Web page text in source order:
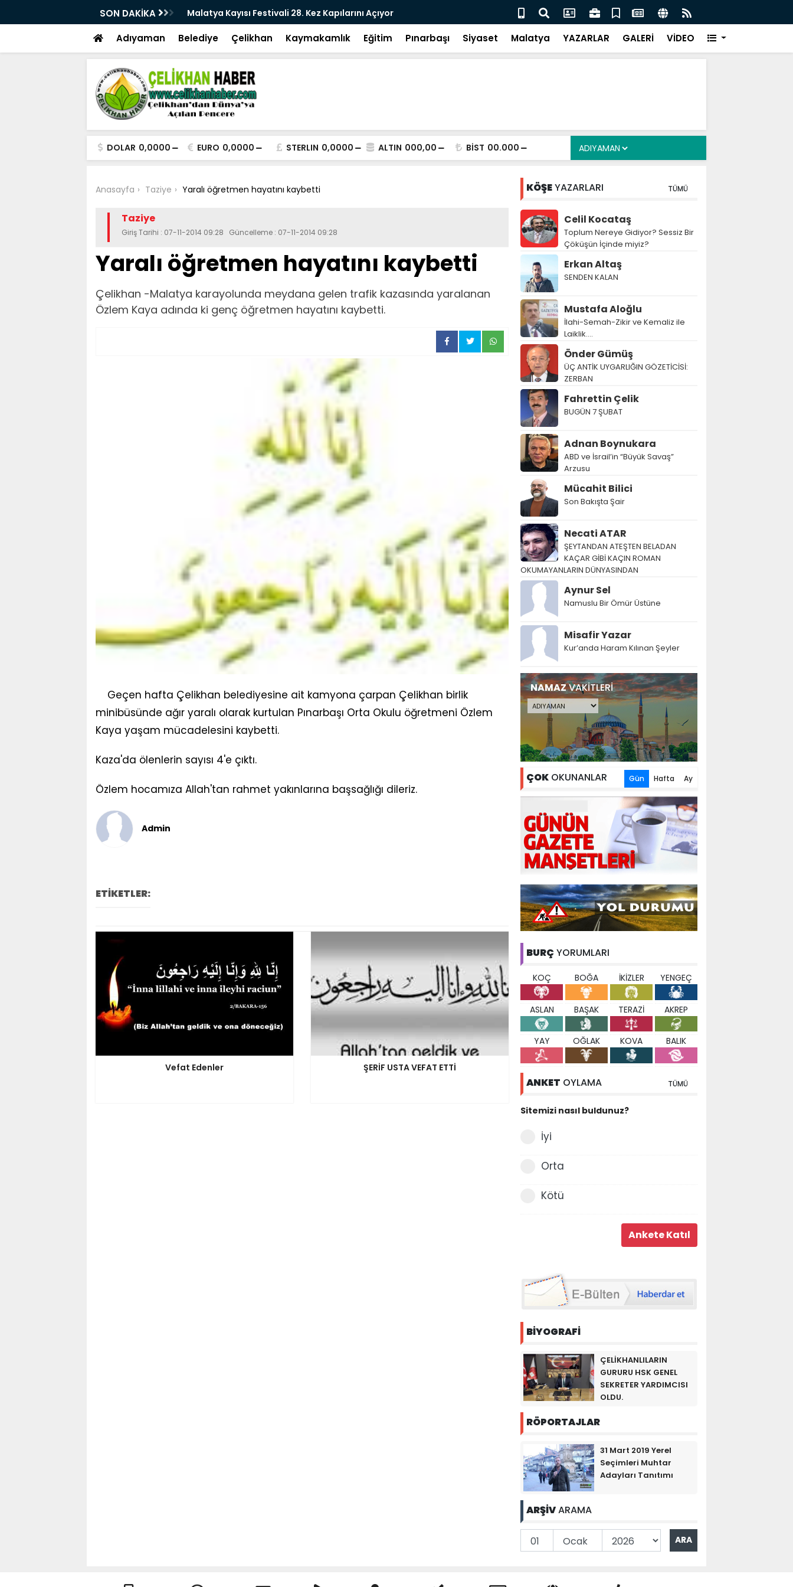
SON DAKİKA
altyapısıyla geleceğe hazırlanıyor Malatya Kayısı Festivali 28. Kez Kapılarını Açıyor Vesayetten Siyasete: DEM Parti’nin Tarihi Sınavı
Adıyaman Belediye Çelikhan Kaymakamlık Eğitim Pınarbaşı Siyaset Malatya YAZARLAR GALERİ VİDEO
DOLAR 0,0000 EURO 0,0000 STERLIN 0,0000 ALTIN 000,00 BİST 00.000
Anasayfa Taziye Yaralı öğretmen hayatını kaybetti
Taziye
Giriş Tarihi : 07-11-2014 09:28 Güncelleme : 07-11-2014 09:28
Yaralı öğretmen hayatını kaybetti
Çelikhan -Malatya karayolunda meydana gelen trafik kazasında yaralanan
Özlem Kaya adında ki genç öğretmen hayatını kaybetti.
Geçen hafta Çelikhan belediyesine ait kamyona çarpan Çelikhan birlik
minibüsünde ağır yaralı olarak kurtulan Pınarbaşı Orta Okulu öğretmeni Özlem
Kaya yaşam mücadelesini kaybetti.
Kaza'da ölenlerin sayısı 4'e çıktı.
Özlem hocamıza Allah'tan rahmet yakınlarına başsağlığı dileriz.
Admin
ETİKETLER:
Vefat Edenler ŞERİF USTA VEFAT ETTİ
KÖŞEYAZARLARI TÜMÜ
Celil Kocataş
Toplum Nereye Gidiyor? Sessiz Bir
Çöküşün İçinde miyiz?
Erkan Altaş
SENDEN KALAN
Mustafa Aloğlu
İlahi-Semah-Zikir ve Kemaliz ile
Laiklik….
Önder Gümüş
ÜÇ ANTİK UYGARLIĞIN GÖZETİCİSİ:
ZERBAN
Fahrettin Çelik
BUGÜN 7 ŞUBAT
Adnan Boynukara
ABD ve İsrail’in “Büyük Savaş”
Arzusu
Mücahit Bilici
Son Bakışta Şair
Necati ATAR
ŞEYTANDAN ATEŞTEN BELADAN
KAÇAR GİBİ KAÇIN ROMAN
OKUMAYANLARIN DÜNYASINDAN
Aynur Sel
Namuslu Bir Ömür Üstüne
Misafir Yazar
Kur’anda Haram Kılınan Şeyler
NAMAZVAKİTLERİ
ÇOK OKUNANLAR Gün Hafta Ay
BURÇ YORUMLARI
KOÇ BOĞA İKİZLER YENGEÇ
ASLAN BAŞAK TERAZİ AKREP
YAY OĞLAK KOVA BALIK
ANKET OYLAMA TÜMÜ
Sitemizi nasıl buldunuz?
İyi
Orta
Kötü
BİYOGRAFİ
ÇELİKHANLILARIN
GURURU HSK GENEL
SEKRETER YARDIMCISI
OLDU.
RÖPORTAJLAR
31 Mart 2019 Yerel
Seçimleri Muhtar
Adayları Tanıtımı
ARŞİVARAMA